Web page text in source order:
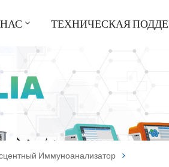
ТЕХНИЧЕСКАЯ
Иммуноанализатор